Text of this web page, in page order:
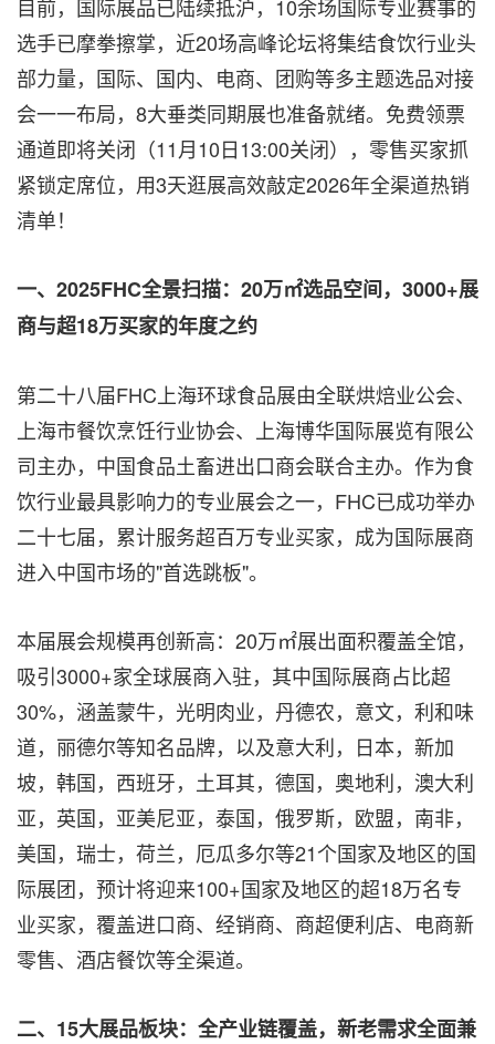
目前，国际展品已陆续抵沪，10余场国际专业赛事的
选手已摩拳擦掌，近20场高峰论坛将集结食饮行业头
部力量，国际、国内、电商、团购等多主题选品对接
会一一布局，8大垂类同期展也准备就绪。免费领票
通道即将关闭（11月10日13:00关闭），零售买家抓
紧锁定席位，用3天逛展高效敲定2026年全渠道热销
清单！
一、 2025FHC全景扫描：20万㎡选品空间，3000+展
商与超18万买家的年度之约
第二十八届FHC上海环球食品展由全联烘焙业公会、
上海市餐饮烹饪行业协会、上海博华国际展览有限公
司主办，中国食品土畜进出口商会联合主办。作为食
饮行业最具影响力的专业展会之一，FHC已成功举办
二十七届，累计服务超百万专业买家，成为国际展商
进入中国市场的"首选跳板"。
本届展会规模再创新高：20万㎡展出面积覆盖全馆，
吸引3000+家全球展商入驻，其中国际展商占比超
30%，涵盖蒙牛，光明肉业，丹德农，意文，利和味
道，丽德尔等知名品牌，以及意大利，日本，新加
坡，韩国，西班牙，土耳其，德国，奥地利，澳大利
亚，英国，亚美尼亚，泰国，俄罗斯，欧盟，南非，
美国，瑞士，荷兰，厄瓜多尔等21个国家及地区的国
际展团，预计将迎来100+国家及地区的超18万名专
业买家，覆盖进口商、经销商、商超便利店、电商新
零售、酒店餐饮等全渠道。
二、 15大展品板块：全产业链覆盖，新老需求全面兼